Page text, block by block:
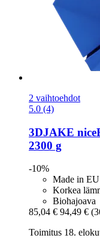
2 vaihtoehdot
5.0 (4)
3DJAKE
2300 g
-10%
Made in EU
Korkea
Biohajoava
85,04 € 94,49 €
Toimitus 18.